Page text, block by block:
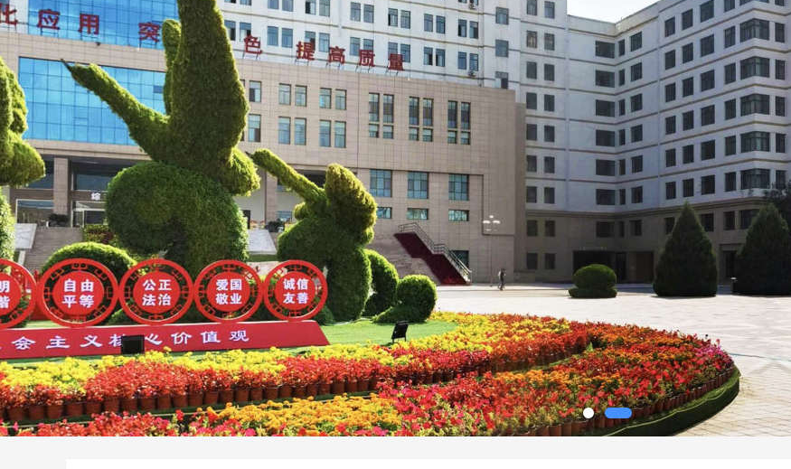
关于2025级未按规定报到学生学籍处理的公示 2025-04-21
关于2026年未按规定报到学生学籍处理的公示 2026-04-08